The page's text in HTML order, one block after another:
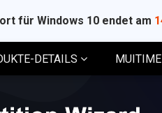
für Windows 10 endet am
DETAILS